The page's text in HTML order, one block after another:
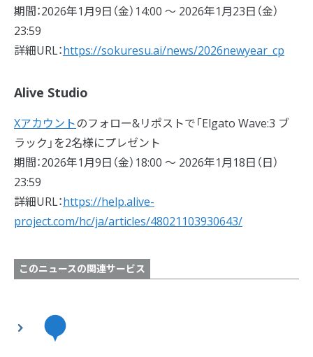
期間：2026年1月9日（金）14:00 〜 2026年1月23日（金）
23:59
詳細URL：https://sokuresu.ai/news/2026newyear_cp
Alive Studio
Xアカウントのフォロー&リポストで「Elgato Wave:3 ブ
ラック」を2名様にプレゼント
期間：2026年1月9日（金）18:00 〜 2026年1月18日（日）
23:59
詳細URL：https://help.alive-
project.com/hc/ja/articles/48021103930643/
このニュースの関連サービス